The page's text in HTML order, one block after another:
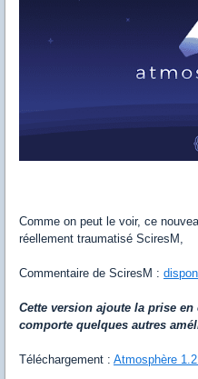
Comme on peut le voir, ce
réellement traumatisé SciresM,
Commentaire de SciresM :
Cette version ajoute la prise
comporte quelques autres
Téléchargement : Atmosphère